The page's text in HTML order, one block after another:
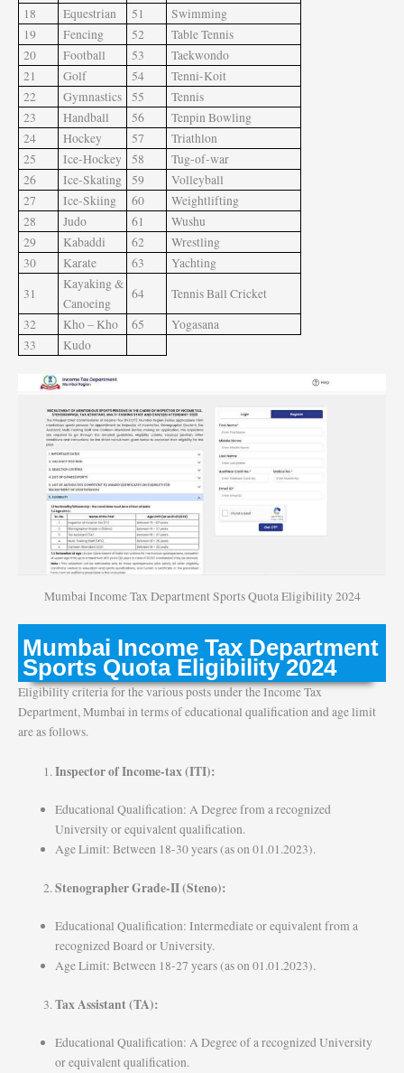
18
Equestrian 51
Swimming
19
Fencing 52
Table Tennis
20
Football 53
Taekwondo
21
Golf 54
Tenni-Koit
22
Gymnastics 55
Tennis
23
Handball 56
Tenpin Bowling
24
Hockey 57
Triathlon
25
Ice-Hockey 58
Tug-of-war
26
Ice-Skating 59
Volleyball
27
Ice-Skiing 60
Weightlifting
28
Judo 61
Wushu
29
Kabaddi 62
Wrestling
30
Karate 63
Yachting
31
Kayaking &
Canoeing
64
Tennis Ball Cricket
32
Kho – Kho 65
Yogasana
33
Kudo
Mumbai Income Tax Department Sports Quota Eligibility 2024
Mumbai Income Tax Department
Sports Quota Eligibility 2024
Eligibility criteria for the various posts under the Income Tax
Department, Mumbai in terms of educational qualification and age limit
are as follows.
Inspector of Income-tax (ITI):
Educational Qualification: A Degree from a recognized
University or equivalent qualification.
Age Limit: Between 18-30 years (as on 01.01.2023).
Stenographer Grade-II (Steno):
Educational Qualification: Intermediate or equivalent from a
recognized Board or University.
Age Limit: Between 18-27 years (as on 01.01.2023).
Tax Assistant (TA):
Educational Qualification: A Degree of a recognized University
or equivalent qualification.